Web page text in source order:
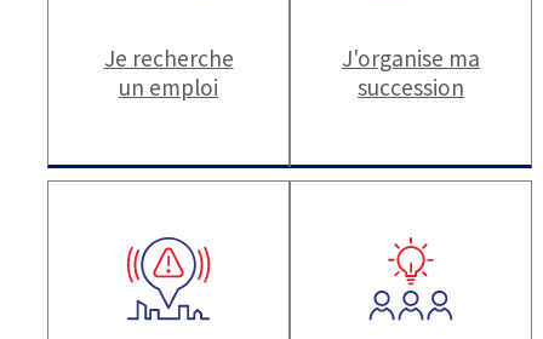
Je recherche
un emploi
J'organise ma
succession